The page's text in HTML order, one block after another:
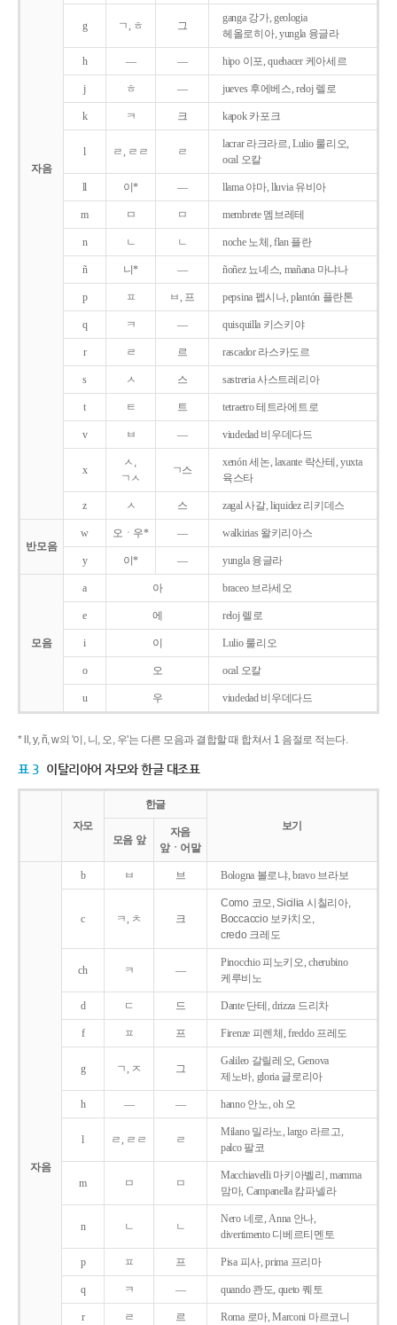
자음
g ㄱ, ㅎ 그
ganga 강가, geologia
헤올로히아, yungla 융글라
h ― ― hipo 이포, quehacer 케아세르
j ㅎ ― jueves 후에베스, reloj 렐로
k ㅋ 크 kapok 카포크
l ㄹ, ㄹㄹ ㄹ
lacrar 라크라르, Lulio 룰리오,
ocal 오칼
ll 이* ― llama 야마, lluvia 유비아
m ㅁ ㅁ membrete 멤브레테
n ㄴ ㄴ noche 노체, flan 플란
ñ 니* ― ñoñez 뇨녜스, mañana 마냐나
p ㅍ ㅂ, 프 pepsina 펩시나, plantón 플란톤
q ㅋ ― quisquilla 키스키야
r ㄹ 르 rascador 라스카도르
s ㅅ 스 sastreria 사스트레리아
t ㅌ 트 tetraetro 테트라에트로
v ㅂ ― viudedad 비우데다드
x
ㅅ,
ㄱㅅ
ㄱ스
xenón 세논, laxante 락산테, yuxta
육스타
z ㅅ 스 zagal 사갈, liquidez 리키데스
반모음
w 오ㆍ우* ― walkirias 왈키리아스
y 이* ― yungla 융글라
모음
a 아 braceo 브라세오
e 에 reloj 렐로
i 이 Lulio 룰리오
o 오 ocal 오칼
u 우 viudedad 비우데다드
* ll, y, ñ, w의 '이, 니, 오, 우'는 다른 모음과 결합할 때 합쳐서 1 음절로 적는다.
표 3 이탈리아어 자모와 한글 대조표
자모
한글
보기
모음 앞
자음
앞ㆍ어말
자음
b ㅂ 브 Bologna 볼로냐, bravo 브라보
c ㅋ, ㅊ 크
Como 코모, Sicilia 시칠리아,
Boccaccio 보카치오,
credo 크레도
ch ㅋ ―
Pinocchio 피노키오, cherubino
케루비노
d ㄷ 드 Dante 단테, drizza 드리차
f ㅍ 프 Firenze 피렌체, freddo 프레도
g ㄱ, ㅈ 그
Galileo 갈릴레오, Genova
제노바, gloria 글로리아
h ― ― hanno 안노, oh 오
l ㄹ, ㄹㄹ ㄹ
Milano 밀라노, largo 라르고,
palco 팔코
m ㅁ ㅁ
Macchiavelli 마키아벨리, mamma
맘마, Campanella 캄파넬라
n ㄴ ㄴ
Nero 네로, Anna 안나,
divertimento 디베르티멘토
p ㅍ 프 Pisa 피사, prima 프리마
q ㅋ ― quando 콴도, queto 퀘토
r ㄹ 르 Roma 로마, Marconi 마르코니